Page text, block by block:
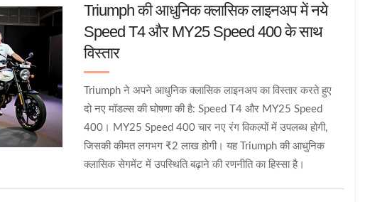
Triumph की आधुनिक क्लासिक लाइनअप में नये
Speed T4 और MY25 Speed 400 के साथ
विस्तार
Triumph ने अपने आधुनिक क्लासिक लाइनअप का विस्तार करते हुए
दो नए मॉडल्स की घोषणा की है: Speed T4 और MY25 Speed
400। MY25 Speed 400 चार नए रंग विकल्पों में उपलब्ध होगी,
जिसकी कीमत लगभग ₹2 लाख होगी। यह Triumph की आधुनिक
क्लासिक सेगमेंट में उपस्थिति बढ़ाने की रणनीति का हिस्सा है।